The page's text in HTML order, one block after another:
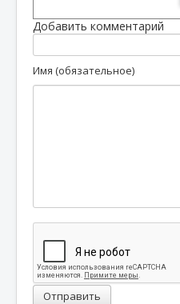
Добавить комментарий
Имя (обязательное)
Отправить